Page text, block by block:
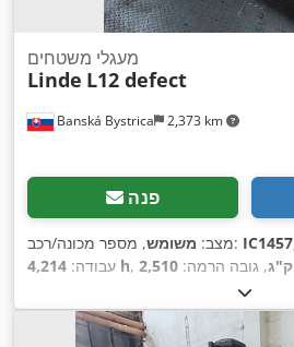
Banská Bystrica 2,373 km
מעגלי משטחים
Linde L12 defect
פנה
מצב: משומש , מספר מכונה/רכב: IC1457
עבודה: 4,214 h , גובה הרמה: 2,510
, סוג דלק: